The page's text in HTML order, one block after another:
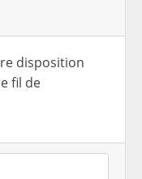
disposition
fil de